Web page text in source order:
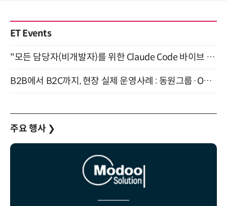
ET Events
"모든 담당자(비개발자)를 위한 Claude Code 바이브 코딩 2-day 부트캠프" 9월 16~17일 개최
B2B에서 B2C까지, 현장 실제 운영사례 : 동원그룹·OCI·다이닝브랜즈그룹·당근 (8/27)
주요 행사 ❯